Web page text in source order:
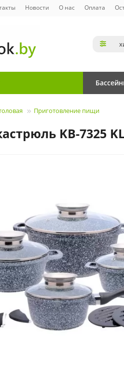
Новости О нас Оплата
Приготовление пищи
KB-7325